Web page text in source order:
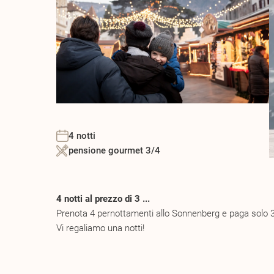
4 notti
pensione gourmet 3/4
4 notti al prezzo di 3 ...
Prenota 4 pernottamenti allo Sonnenberg e paga solo
Vi regaliamo una notti!